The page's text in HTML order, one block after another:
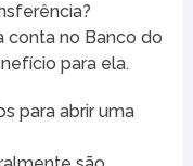
conta no Banco do
para ela.
para abrir uma